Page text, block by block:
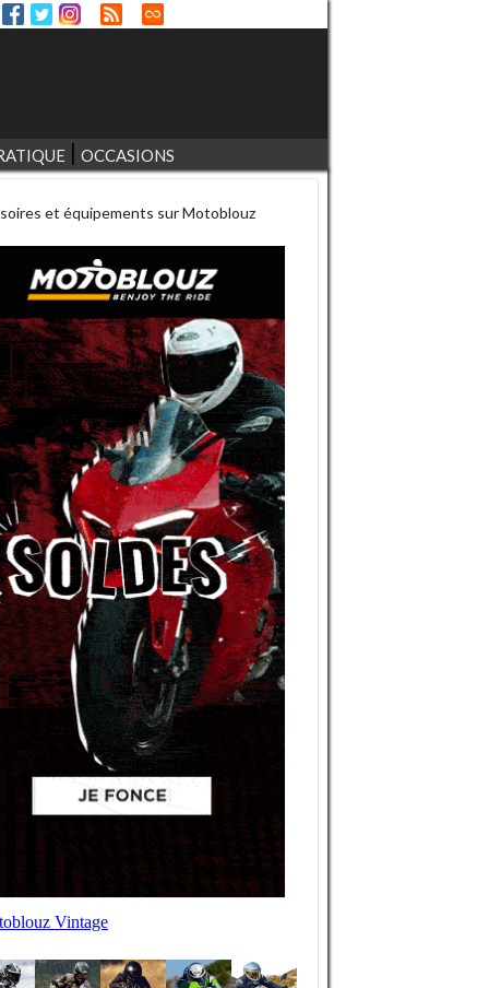
OCCASIONS
et équipements sur Motoblouz